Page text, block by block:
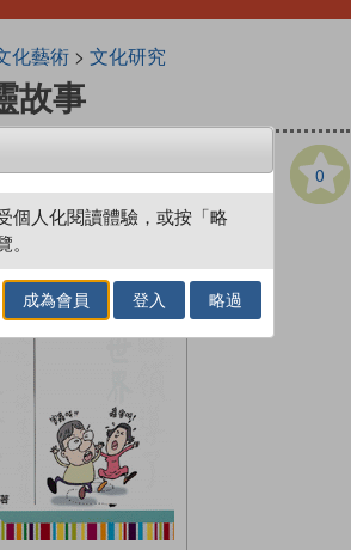
化藝術> 文化研究
故事
0
個人化閱讀體驗，或按「略
。
成為會員 登入 略過